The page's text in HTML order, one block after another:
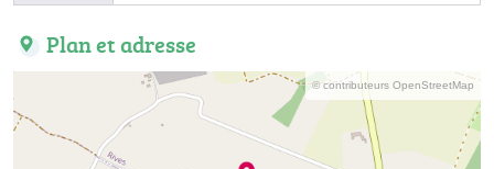
Plan et adresse
© contributeurs OpenStreetMap